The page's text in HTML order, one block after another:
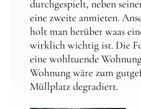
durchgespielt, neben
eine zweite anmieten.
holt man herüber waas
wirklich wichtig ist. Die
eine wohltuende
Wohnung wäre zum
Müllplatz degradiert.